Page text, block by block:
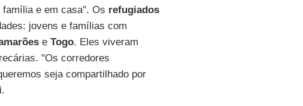
família e em casa". Os refugiados
jovens e famílias com
e Togo. Eles viveram
"Os corredores
seja compartilhado por
.